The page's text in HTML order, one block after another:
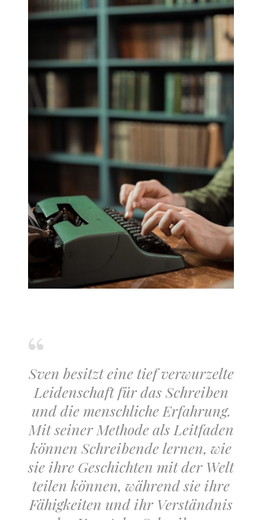
Sven besitzt eine tief verwurzelte
Leidenschaft für das Schreiben
und die menschliche Erfahrung.
Mit seiner Methode als Leitfaden
können Schreibende lernen, wie
sie ihre Geschichten mit der Welt
teilen können, während sie ihre
Fähigkeiten und ihr Verständnis